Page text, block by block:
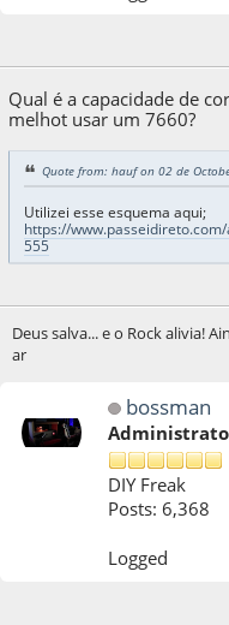
Qual é a capacidade de
melhot usar um 7660?
Quote from: hauf on 02 de
Utilizei esse esquema aqui;
https://
555
Deus salva... e o Rock alivia!
ar
bossman
DIY Freak
Posts: 6,368
Logged